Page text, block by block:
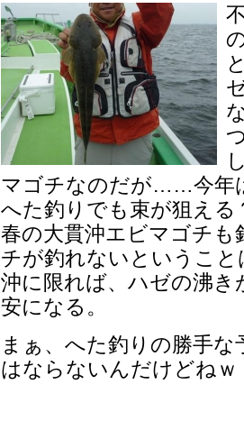
マゴチなのだが……今年
へた釣りでも束が狙え
春の大貫沖エビマゴチ
チが釣れないというこ
沖に限れば、ハゼの沸
安になる。
まぁ、へた釣りの勝手
はならないんだけどねｗ